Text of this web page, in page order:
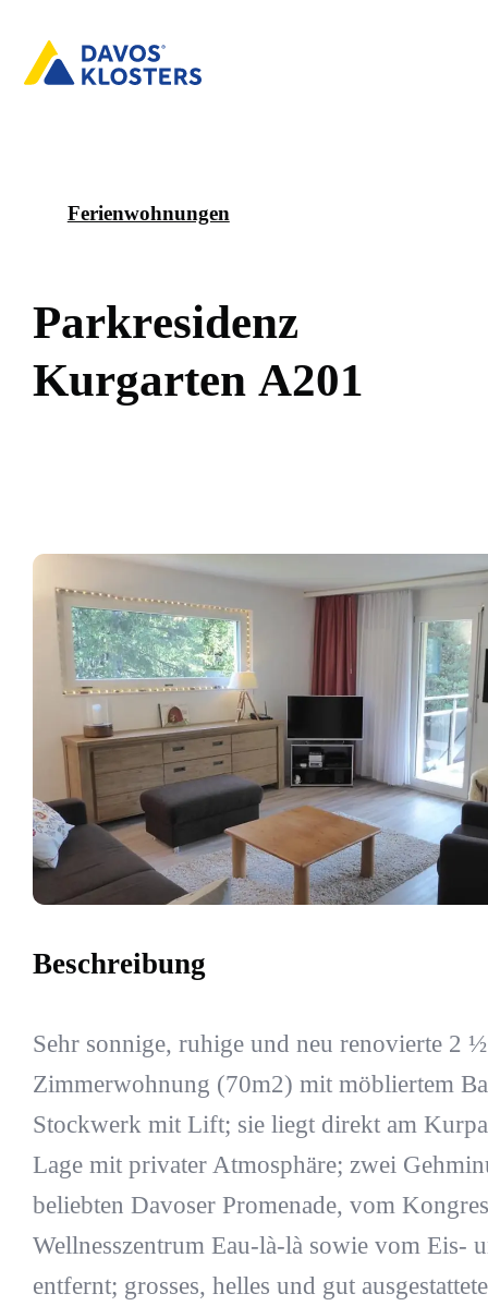
Ferienwohnungen
Parkresidenz
Kurgarten A201
Beschreibung
Sehr sonnige, ruhige und neu renovierte 2 ½
Zimmerwohnung (70m2) mit möbliertem
Stockwerk mit Lift; sie liegt direkt am
Lage mit privater Atmosphäre; zwei
beliebten Davoser Promenade, vom
Wellnesszentrum Eau-là-là sowie vom Eis-
entfernt; grosses, helles und gut